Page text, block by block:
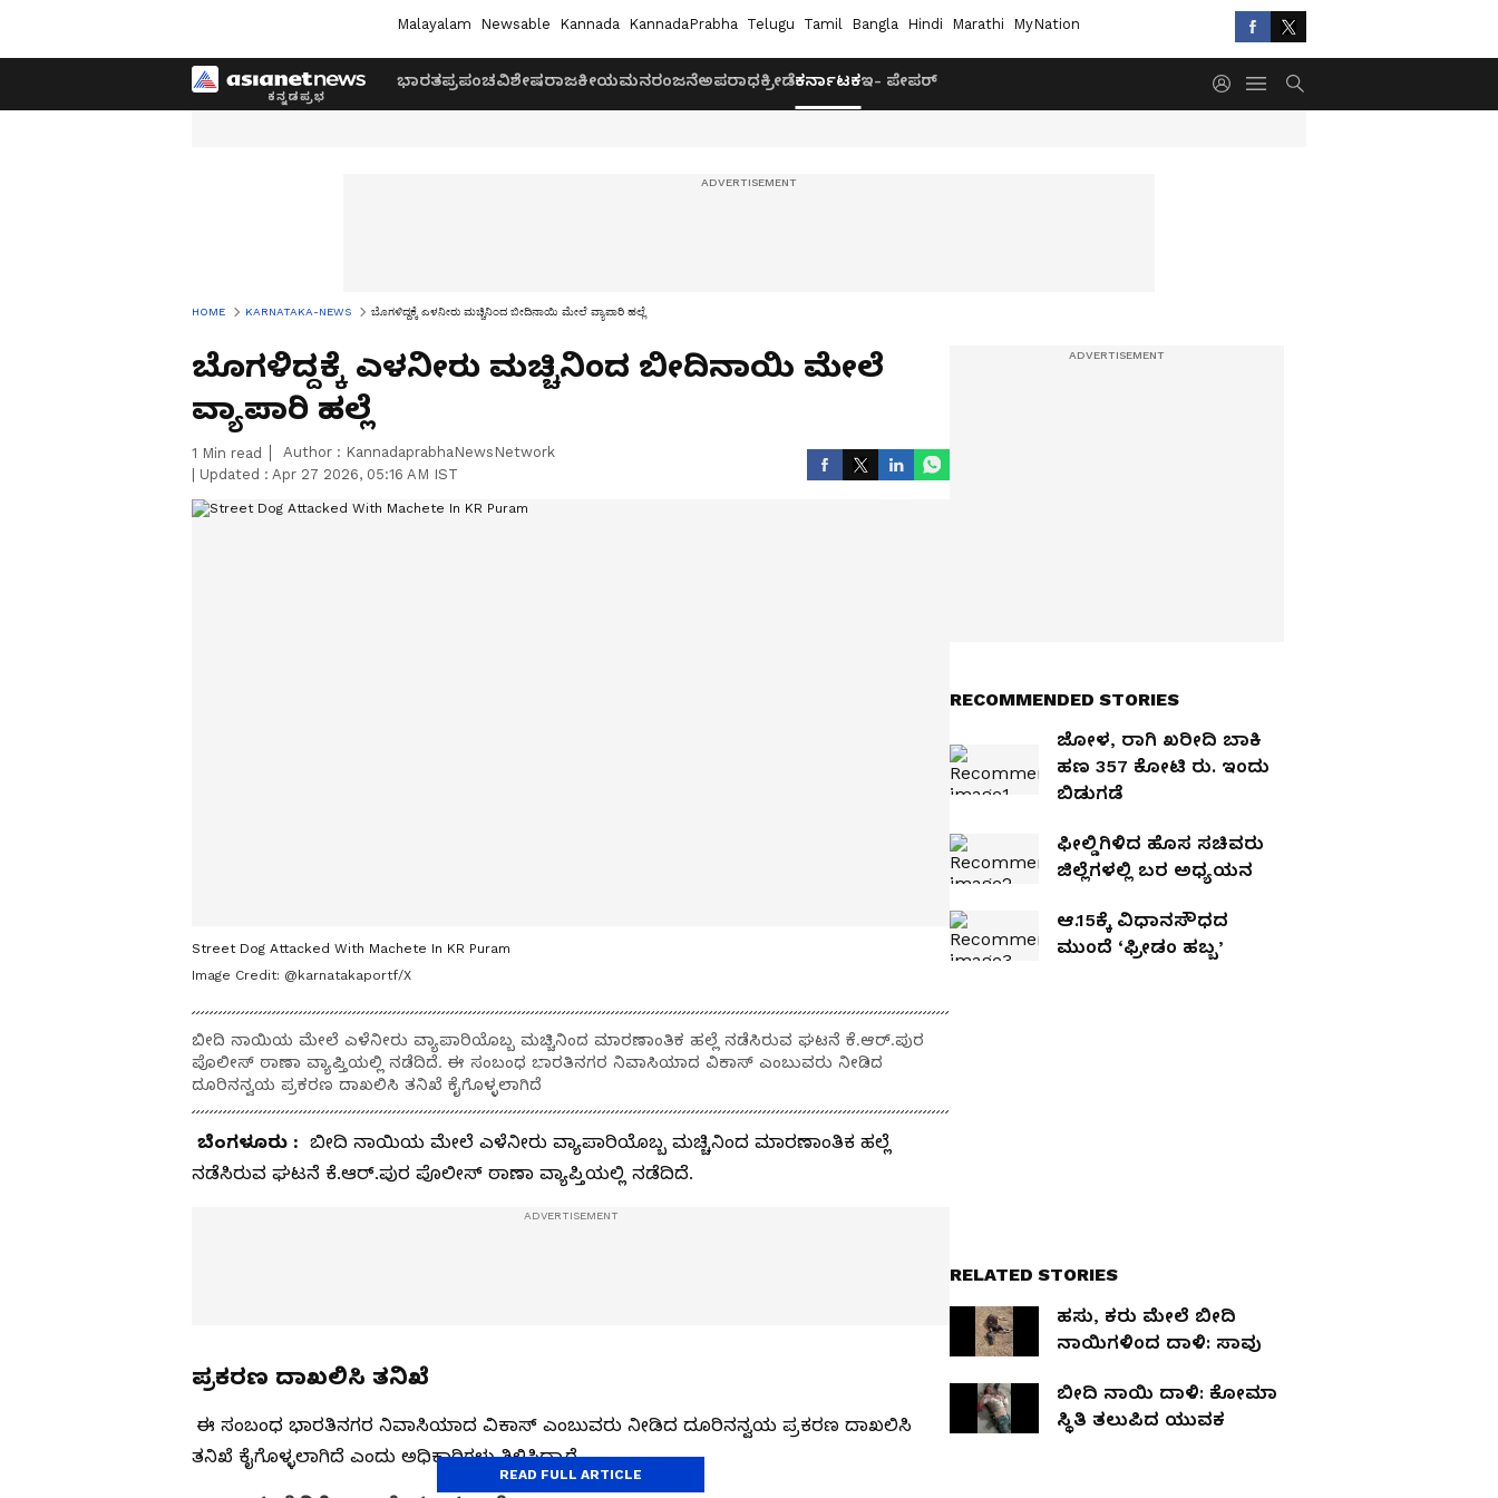
Malayalam Newsable Kannada KannadaPrabha Telugu Tamil Bangla Hindi Marathi MyNation
ಭಾರತಪ್ರಪಂಚವಿಶೇಷರಾಜಕೀಯಮನರಂಜನೆಅಪರಾಧಕ್ರೀಡೆಕರ್ನಾಟಕಇ- ಪೇಪರ್
HOME KARNATAKA-NEWS ಬೊಗಳಿದ್ದಕ್ಕೆ ಎಳನೀರು ಮಚ್ಚಿನಿಂದ ಬೀದಿನಾಯಿ ಮೇಲೆ ವ್ಯಾಪಾರಿ ಹಲ್ಲೆ
ಬೊಗಳಿದ್ದಕ್ಕೆ ಎಳನೀರು ಮಚ್ಚಿನಿಂದ ಬೀದಿನಾಯಿ ಮೇಲೆ
ವ್ಯಾಪಾರಿ ಹಲ್ಲೆ
1 Min read Author : KannadaprabhaNewsNetwork
Updated : Apr 27 2026, 05:16 AM IST
Street Dog Attacked With Machete In KR Puram
Image Credit: @karnatakaportf/X
ಬೀದಿ ನಾಯಿಯ ಮೇಲೆ ಎಳೆನೀರು ವ್ಯಾಪಾರಿಯೊಬ್ಬ ಮಚ್ಚಿನಿಂದ ಮಾರಣಾಂತಿಕ ಹಲ್ಲೆ ನಡೆಸಿರುವ ಘಟನೆ ಕೆ.ಆರ್‌.ಪುರ
ಪೊಲೀಸ್‌ ಠಾಣಾ ವ್ಯಾಪ್ತಿಯಲ್ಲಿ ನಡೆದಿದೆ. ಈ ಸಂಬಂಧ ಭಾರತಿನಗರ ನಿವಾಸಿಯಾದ ವಿಕಾಸ್‌ ಎಂಬುವರು ನೀಡಿದ
ದೂರಿನನ್ವಯ ಪ್ರಕರಣ ದಾಖಲಿಸಿ ತನಿಖೆ ಕೈಗೊಳ್ಳಲಾಗಿದೆ
ಬೆಂಗಳೂರು : ಬೀದಿ ನಾಯಿಯ ಮೇಲೆ ಎಳೆನೀರು ವ್ಯಾಪಾರಿಯೊಬ್ಬ ಮಚ್ಚಿನಿಂದ ಮಾರಣಾಂತಿಕ ಹಲ್ಲೆ
ನಡೆಸಿರುವ ಘಟನೆ ಕೆ.ಆರ್‌.ಪುರ ಪೊಲೀಸ್‌ ಠಾಣಾ ವ್ಯಾಪ್ತಿಯಲ್ಲಿ ನಡೆದಿದೆ.
ಪ್ರಕರಣ ದಾಖಲಿಸಿ ತನಿಖೆ
ಈ ಸಂಬಂಧ ಭಾರತಿನಗರ ನಿವಾಸಿಯಾದ ವಿಕಾಸ್‌ ಎಂಬುವರು ನೀಡಿದ ದೂರಿನನ್ವಯ ಪ್ರಕರಣ ದಾಖಲಿಸಿ
ತನಿಖೆ ಕೈಗೊಳ್ಳಲಾಗಿದೆ ಎಂದು ಅಧಿಕಾರಿಗಳು ತಿಳಿಸಿದ್ದಾರೆ.
READ FULL ARTICLE
RECOMMENDED STORIES
ಜೋಳ, ರಾಗಿ ಖರೀದಿ ಬಾಕಿ
ಹಣ 357 ಕೋಟಿ ರು. ಇಂದು
ಬಿಡುಗಡೆ
ಫೀಲ್ಡಿಗಿಳಿದ ಹೊಸ ಸಚಿವರು
ಜಿಲ್ಲೆಗಳಲ್ಲಿ ಬರ ಅಧ್ಯಯನ
ಆ.15ಕ್ಕೆ ವಿಧಾನಸೌಧದ
ಮುಂದೆ ‘ಫ್ರೀಡಂ ಹಬ್ಬ’
RELATED STORIES
ಹಸು, ಕರು ಮೇಲೆ ಬೀದಿ
ನಾಯಿಗಳಿಂದ ದಾಳಿ: ಸಾವು
ಬೀದಿ ನಾಯಿ ದಾಳಿ: ಕೋಮಾ
ಸ್ಥಿತಿ ತಲುಪಿದ ಯುವಕ